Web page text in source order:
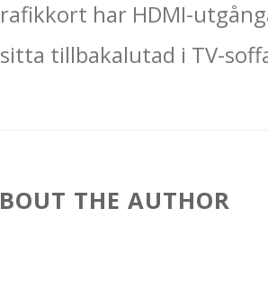
har HDMI-
tillbakalutad i TV-
THE AUTHOR